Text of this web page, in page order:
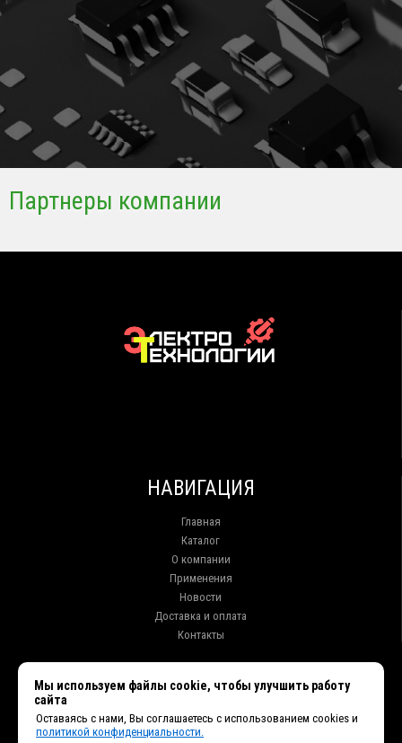
Партнеры компании
НАВИГАЦИЯ
Главная
Каталог
О компании
Применения
Новости
Доставка и оплата
Контакты
+7 (914) 010-76-83, 8 (3952) 93-27-93 - Отдел продаж
+7 (950) 075-85-99 - Техническая поддержка
Мы используем файлы cookie, чтобы улучшить работу
сайта
Оставаясь с нами, Вы соглашаетесь с использованием cookies и
политикой конфиденциальности.